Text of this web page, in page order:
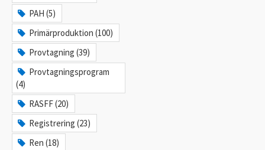
PAH (5)
Primärproduktion (100)
Provtagning (39)
Provtagningsprogram
(4)
RASFF (20)
Registrering (23)
Ren (18)